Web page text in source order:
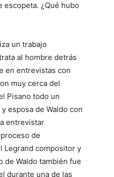
¿Qué hubo
un trabajo
al hombre detrás
en entrevistas con
muy cerca del
Pisano todo un
esposa de Waldo con
entrevistar
de
Legrand compositor y
de Waldo también fue
durante una de las